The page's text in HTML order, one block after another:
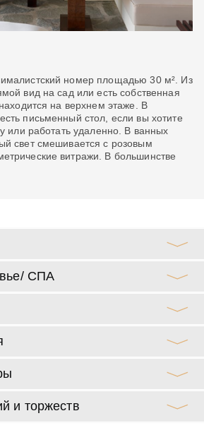
номер площадью 30 м². Из
вид на сад или есть собственная
на верхнем этаже. В
письменный стол, если вы хотите
или работать удаленно. В ванных
свет смешивается с розовым
витражи. В большинстве
СПА
и торжеств